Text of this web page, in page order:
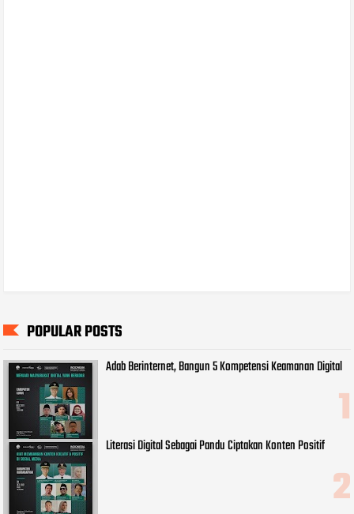
POPULAR POSTS
Adab Berinternet, Bangun 5 Kompetensi Keamanan Digital
Literasi Digital Sebagai Pandu Ciptakan Konten Positif